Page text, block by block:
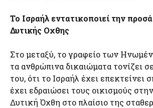
Το Ισραήλ εντατικοποιεί την
Δυτικής Οχθης
Στο μεταξύ, το γραφείο των
τα ανθρώπινα δικαιώματα τονίζει
του, ότι το Ισραήλ έχει επεκτείνει
έχει εδραιώσει τους οικισμούς
Δυτική Όχθη στο πλαίσιο της